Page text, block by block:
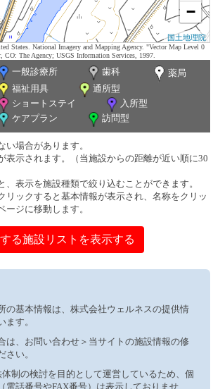
−
国土地理院
States. National Imagery and Mapping Agency. "Vector Map Level 0
The Agency; USGS Information Services, 1997.
一般診療所 歯科
薬局
福祉用具
通所型
ショートステイ
入所型
ケアプラン
訪問型
い場合があります。
表示されます。（当施設からの距離が近い順に30
、表示を施設種類で絞り込むことができます。
リックすると基本情報が表示され、名称をクリッ
ージに移動します。
る施設リストを表示する
の基本情報は、株式会社ウェルネスの提供情
ます。
は、お問い合わせ＞当サイトの施設情報の修
さい。
制の検討を目的として運営しているため、個
電話番号やFAX番号）は表示しておりませ